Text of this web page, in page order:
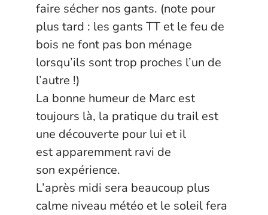
faire sécher nos gants. (note pour
plus tard : les gants TT et le feu de
bois ne font pas bon ménage
lorsqu’ils sont trop proches l’un de
l’autre !)
La bonne humeur de Marc est
toujours là, la pratique du trail est
une découverte pour lui et il
est apparemment ravi de
son expérience.
L’après midi sera beaucoup plus
calme niveau météo et le soleil fera